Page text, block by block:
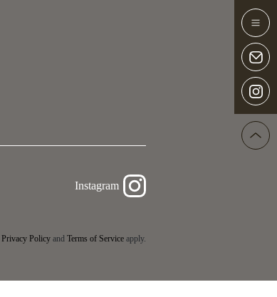
Instagram
Privacy Policyand Terms of Serviceapply.